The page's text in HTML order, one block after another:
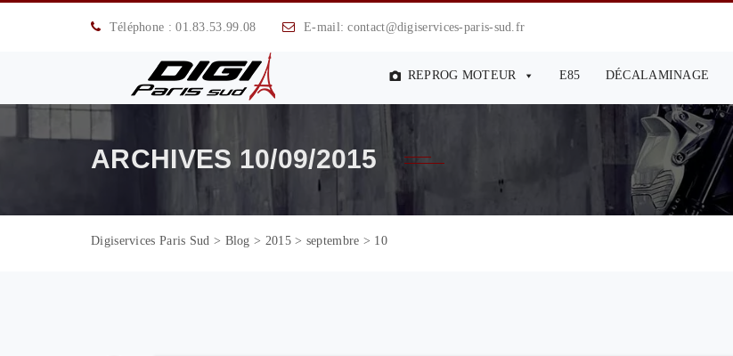
Téléphone : 01.83.53.99.08 E-mail: contact@digiservices-paris-sud.fr
REPROG MOTEUR E85 DÉCALAMINAGE
ARCHIVES 10/09/2015
Digiservices Paris Sud > Blog > 2015> septembre > 10